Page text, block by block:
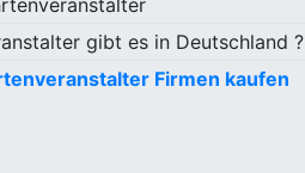
gibt es in Deutschland ?
Firmen kaufen